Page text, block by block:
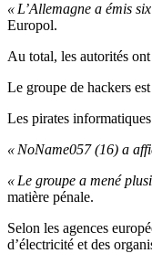
« L’Allemagne a émis
Europol.
Au total, les autorités ont
Le groupe de hackers
Les pirates
« NoName057 (16) a
« Le groupe a mené
matière pénale.
Selon les agences
d’électricité et des